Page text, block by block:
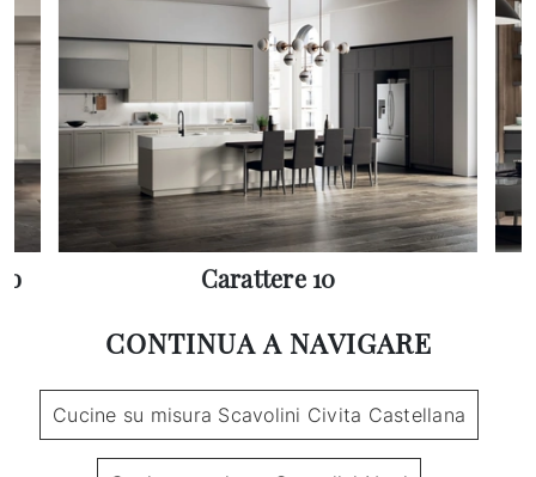
Carattere 10
CONTINUA A NAVIGARE
Cucine su misura Scavolini Civita Castellana